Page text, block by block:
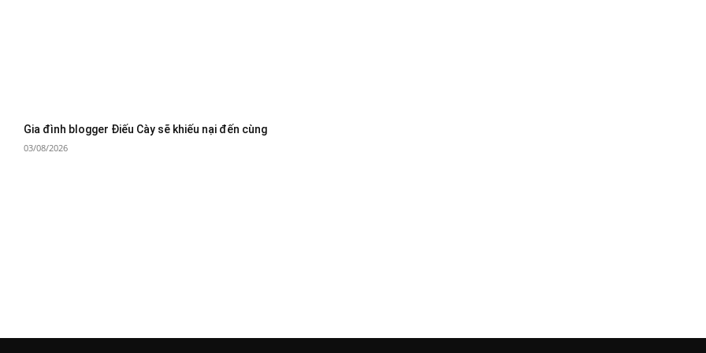
Gia đình blogger Điếu Cày sẽ khiếu nại đến cùng
03/08/2026